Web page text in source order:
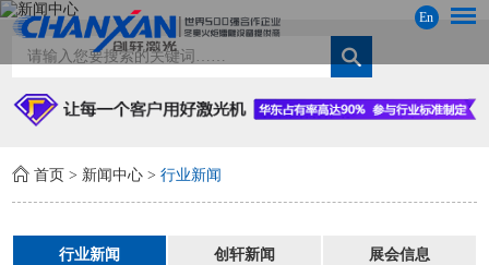
En
首页 > 新闻中心 >行业新闻
行业新闻 创轩新闻 展会信息